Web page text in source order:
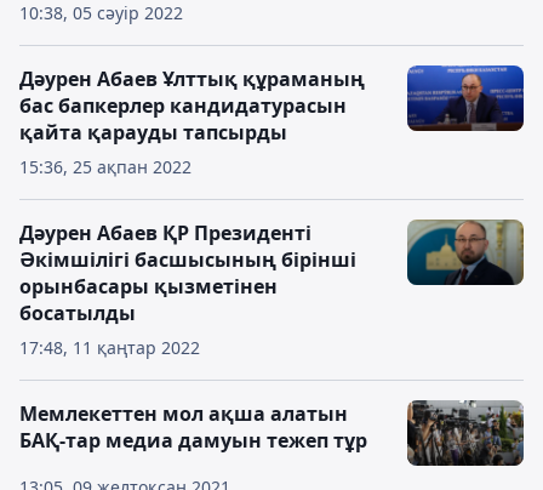
10:38, 05 сәуір 2022
15:36, 25 ақпан 2022
Дәурен Абаев Ұлттық құраманың
бас бапкерлер кандидатурасын
қайта қарауды тапсырды
17:48, 11 қаңтар 2022
Дәурен Абаев ҚР Президенті
Әкімшілігі басшысының бірінші
орынбасары қызметінен
босатылды
Мемлекеттен мол ақша алатын
БАҚ-тар медиа дамуын тежеп тұр